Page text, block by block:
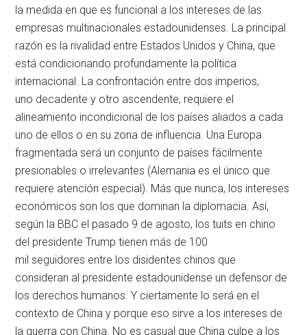
la medida en que es funcional a los intereses de las
empresas multinacionales estadounidenses. La principal
razón es la rivalidad entre Estados Unidos y China, que
está condicionando profundamente la política
internacional. La confrontación entre dos imperios,
uno decadente y otro ascendente, requiere el
alineamiento incondicional de los países aliados a cada
uno de ellos o en su zona de influencia. Una Europa
fragmentada será un conjunto de países fácilmente
presionables o irrelevantes (Alemania es el único que
requiere atención especial). Más que nunca, los intereses
económicos son los que dominan la diplomacia. Así,
según la BBC el pasado 9 de agosto, los tuits en chino
del presidente Trump tienen más de 100
mil seguidores entre los disidentes chinos que
consideran al presidente estadounidense un defensor de
los derechos humanos. Y ciertamente lo será en el
contexto de China y porque eso sirve a los intereses de
la guerra con China. No es casual que China culpe a los